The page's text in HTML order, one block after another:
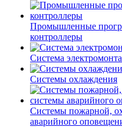
Промышленные
контроллеры
Система
Системы охлаждения
Системы пожарной,
аварийного